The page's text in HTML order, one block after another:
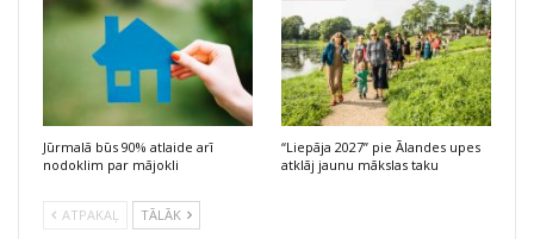
Jūrmalā būs 90% atlaide arī
nodoklim par mājokli
“Liepāja 2027” pie Ālandes upes
atklāj jaunu mākslas taku
ATPAKAĻ TĀLĀK